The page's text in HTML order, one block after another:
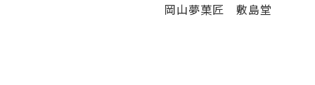
岡山夢菓匠 敷島堂